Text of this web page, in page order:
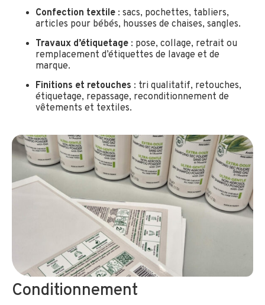
Confection textile : sacs, pochettes, tabliers,
articles pour bébés, housses de chaises, sangles.
Travaux d’étiquetage : pose, collage, retrait ou
remplacement d’étiquettes de lavage et de
marque.
Finitions et retouches : tri qualitatif, retouches,
étiquetage, repassage, reconditionnement de
vêtements et textiles.
Conditionnement